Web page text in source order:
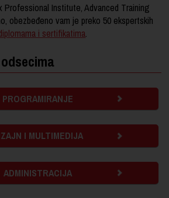
Professional Institute, Advanced Training
obezbeđeno vam je preko 50 ekspertskih
i sertifikatima.
PROGRAMIRANJE
I MULTIMEDIJA
ADMINISTRACIJA